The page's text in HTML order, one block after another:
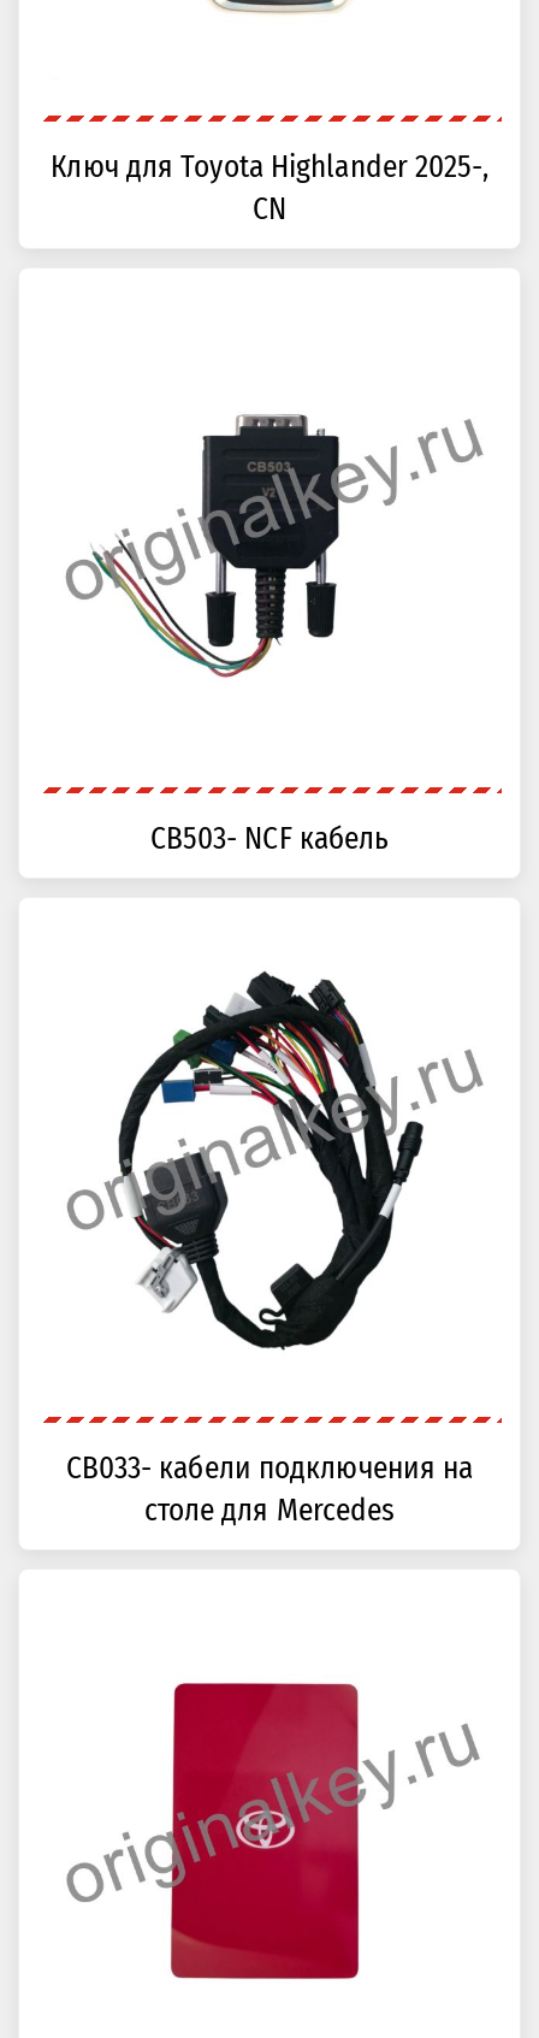
Ключ для Toyota Highlander 2025-,
CN
CB503- NCF кабель
CB033- кабели подключения на
столе для Mercedes